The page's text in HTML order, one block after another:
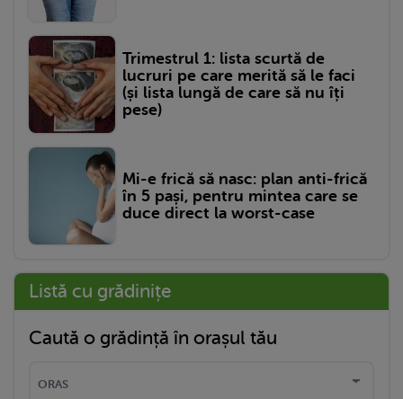
Trimestrul 1: lista scurtă de
lucruri pe care merită să le faci
(și lista lungă de care să nu îți
pese)
Mi-e frică să nasc: plan anti-frică
în 5 pași, pentru mintea care se
duce direct la worst-case
Listă cu grădinițe
Caută o grădință în orașul tău